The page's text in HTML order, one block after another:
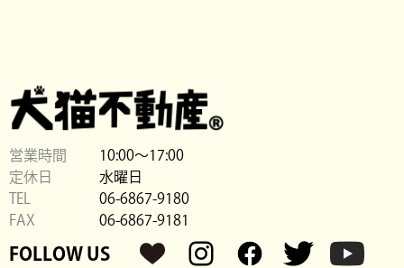
営業時間
10:00〜17:00
定休日
水曜日
TEL
06-6867-9180
FAX
06-6867-9181
FOLLOW US